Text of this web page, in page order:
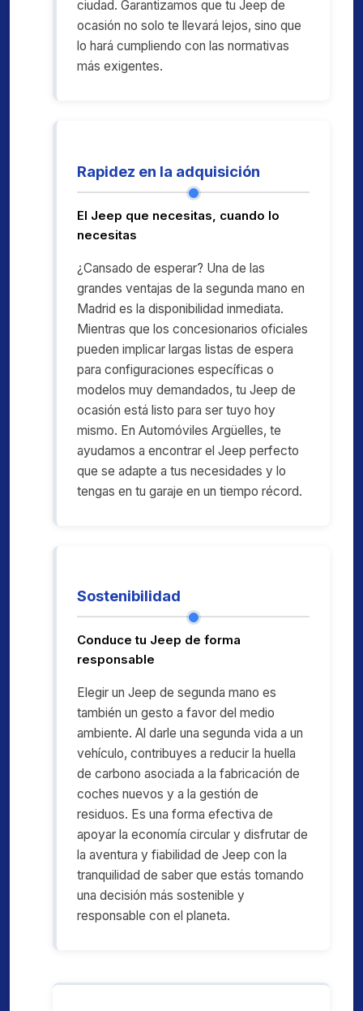
ciudad. Garantizamos que tu Jeep de
ocasión no solo te llevará lejos, sino que
lo hará cumpliendo con las normativas
más exigentes.
Rapidez en la adquisición
El Jeep que necesitas, cuando lo
necesitas
¿Cansado de esperar? Una de las
grandes ventajas de la segunda mano en
Madrid es la disponibilidad inmediata.
Mientras que los concesionarios oficiales
pueden implicar largas listas de espera
para configuraciones específicas o
modelos muy demandados, tu Jeep de
ocasión está listo para ser tuyo hoy
mismo. En Automóviles Argüelles, te
ayudamos a encontrar el Jeep perfecto
que se adapte a tus necesidades y lo
tengas en tu garaje en un tiempo récord.
Sostenibilidad
Conduce tu Jeep de forma
responsable
Elegir un Jeep de segunda mano es
también un gesto a favor del medio
ambiente. Al darle una segunda vida a un
vehículo, contribuyes a reducir la huella
de carbono asociada a la fabricación de
coches nuevos y a la gestión de
residuos. Es una forma efectiva de
apoyar la economía circular y disfrutar de
la aventura y fiabilidad de Jeep con la
tranquilidad de saber que estás tomando
una decisión más sostenible y
responsable con el planeta.